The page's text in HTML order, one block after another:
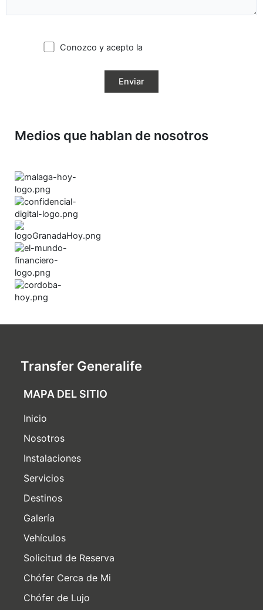
Conozco y acepto la
Medios que hablan de nosotros
Transfer Generalife
MAPA DEL SITIO
Inicio
Nosotros
Instalaciones
Servicios
Destinos
Galería
Vehículos
Solicitud de Reserva
Chófer Cerca de Mi
Chófer de Lujo